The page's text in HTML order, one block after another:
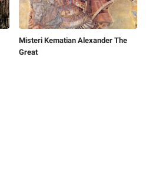
Misteri Kematian Alexander The
Great